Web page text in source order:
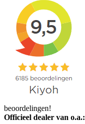
beoordelingen!
Officieel dealer van o.a.: